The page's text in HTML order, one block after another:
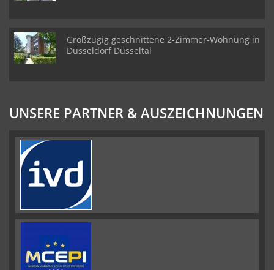
Großzügig geschnittene 2-Zimmer-Wohnung in
Düsseldorf Düsseltal
UNSERE PARTNER & AUSZEICHNUNGEN